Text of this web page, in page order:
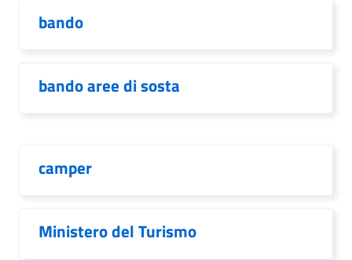
bando
bando aree di sosta
camper
Ministero del Turismo